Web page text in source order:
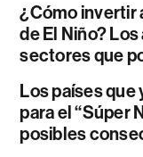
¿Cómo invertir
de El Niño?
sectores que
Los países que
para el “Súper
posibles